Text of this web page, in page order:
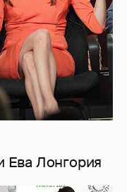
Ева Лонгория